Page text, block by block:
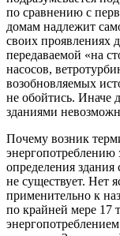
по сравнению с
домам надлежит
своих проявлениях
передаваемой «на
насосов,
возобновляемых
не обойтись. Иначе
зданиями
Почему возник
энергопотреблению
определения
не существует. Нет
применительно к
по крайней мере 17